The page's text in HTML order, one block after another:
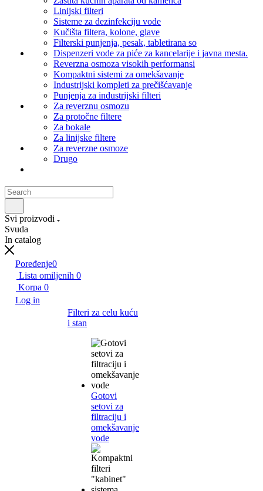
Linijski filteri
Sisteme za dezinfekciju vode
Kučišta filtera, kolone, glave
Filterski punjenja, pesak, tabletirana so
Dispenzeri vode za piće za kancelarije i javna mesta.
Reverzna osmoza visokih performansi
Kompaktni sistemi za omekšavanje
Industrijski kompleti za prečišćavanje
Punjenja za industrijski filteri
Za reverznu osmozu
Za protočne filtere
Za bokale
Za linijske filtere
Za reverzne osmoze
Drugo
Svi proizvodi
Svuda
In catalog
Poređenje0
Lista omiljenih 0
Korpa 0
Log in
Filteri za celu kuću
i stan
Gotovi
setovi za
filtraciju i
omekšavanje
vode